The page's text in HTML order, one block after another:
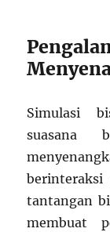
Simulasi
suasana
berinteraksi
tantangan
membuat